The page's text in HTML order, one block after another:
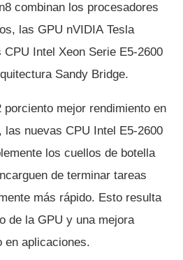
combinan los procesadores
las GPU nVIDIA Tesla
Intel Xeon Serie E5-2600
Sandy Bridge.
porciento mejor rendimiento en
las nuevas CPU Intel E5-2600
los cuellos de botella
de terminar tareas
más rápido. Esto resulta
de la GPU y una mejora
en aplicaciones.